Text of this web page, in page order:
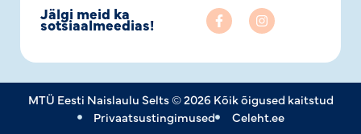
Jälgi meid ka
sotsiaalmeedias!
MTÜ Eesti Naislaulu Selts © 2026 Kõik õigused kaitstud
Privaatsustingimused
Celeht.ee